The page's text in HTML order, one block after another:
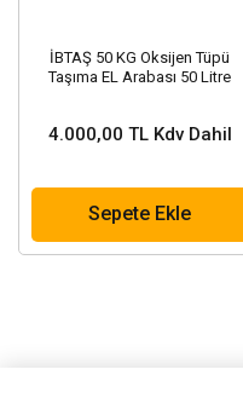
İBTAŞ 50 KG Oksijen Tüpü
Taşıma EL Arabası 50 Litre
4.000,00 TL Kdv Dahil
Sepete Ekle